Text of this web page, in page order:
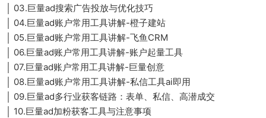
│ 03.巨量ad搜索广告投放与优化技巧
│ 04.巨量ad账户常用工具讲解-橙子建站
│ 05.巨量ad账户常用工具讲解-飞鱼CRM
│ 06.巨量ad账户常用工具讲解-账户起量工具
│ 07.巨量ad账户常用工具讲解-巨量创意
│ 08.巨量ad账户常用工具讲解-私信工具ai即用
│ 09.巨量ad多行业获客链路：表单、私信、高潜成交
│ 10.巨量ad加粉获客工具与注意事项